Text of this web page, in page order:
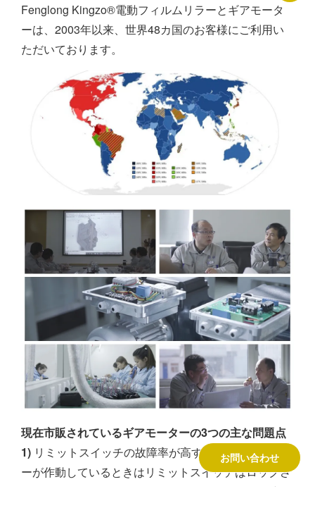
Fenglong Kingzo®電動フィルムリラーとギアモータ
ーは、2003年以来、世界48カ国のお客様にご利用い
ただいております。
現在市販されているギアモーターの3つの主な問題点
1) リミットスイッチの故障率が高すぎる。ギアモータ
ーが作動しているときはリミットスイッチはロックさ
れているが、リミットコントロールスイッチが故障す
お問い合わせ